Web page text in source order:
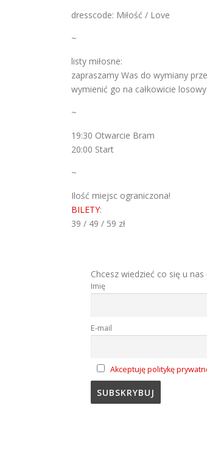
dresscode: Miłość / Love
~
listy miłosne:
zapraszamy Was do wymiany
wymienić go na całkowicie
~
19:30 Otwarcie Bram
20:00 Start
~
Ilość miejsc ograniczona!
BILETY:
39 / 49 / 59 zł
Chcesz wiedzieć co się u
Imię
E-mail
Akceptuję politykę